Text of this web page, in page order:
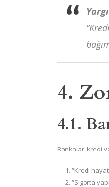
4.
4.1.
Bankalar, kredi
“Kredi
“Sigorta